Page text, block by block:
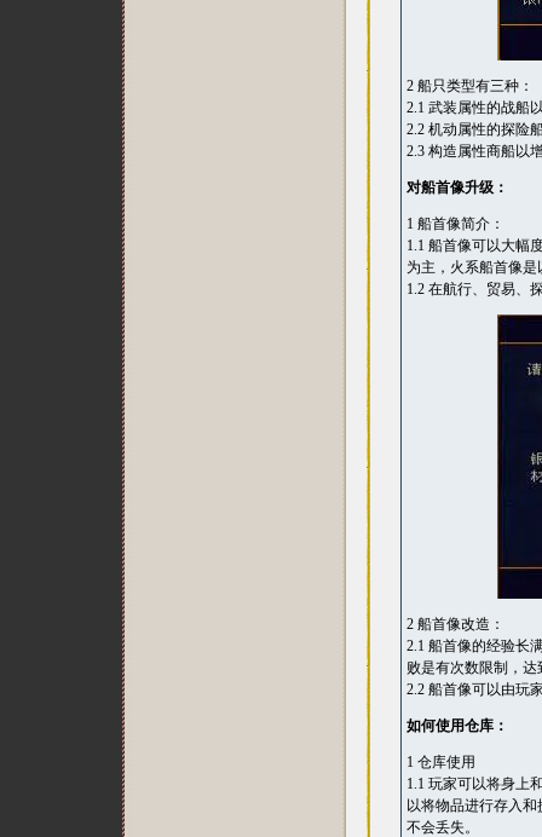
2 船只类型有三种：
2.1 武装属性的战船
2.2 机动属性的探险
2.3 构造属性商船以
对船首像升级：
1 船首像简介：
1.1 船首像可以大幅
为主，火系船首像
1.2 在航行、贸易、
2 船首像改造：
2.1 船首像的经验长
败是有次数限制，
2.2 船首像可以由玩
如何使用仓库：
1 仓库使用
1.1 玩家可以将身上
以将物品进行存入
不会丢失。